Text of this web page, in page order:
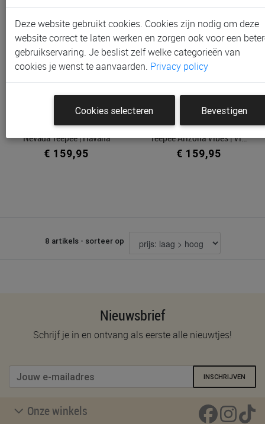
Tipi Tent Nobodinoz,
Nevada Teepee | Havana
€ 159,95
Tipi Tent Nobodinoz,
Teepee Arizona Vibes | Vi…
€ 159,95
8 artikels - sorteer op
Nieuwsbrief
Schrijf je in en ontvang als eerste alle nieuwtjes!
INSCHRIJVEN
Onze winkels
Deze website gebruikt cookies. Cookies zijn nodig om deze
website correct te laten werken en zorgen ook voor een
gebruikservaring. Je beslist zelf welke categorieën van
cookies je wenst te aanvaarden. Privacy policy
Cookies selecteren Bevestigen